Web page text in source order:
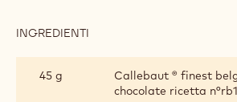
INGREDIENTI
CIOCCOLATO
RUBY
45 g
Callebaut ® finest
chocolate ricetta